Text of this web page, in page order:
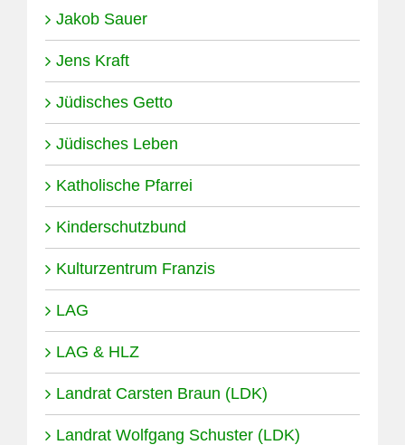
Jakob Sauer
Jens Kraft
Jüdisches Getto
Jüdisches Leben
Katholische Pfarrei
Kinderschutzbund
Kulturzentrum Franzis
LAG
LAG & HLZ
Landrat Carsten Braun (LDK)
Landrat Wolfgang Schuster (LDK)